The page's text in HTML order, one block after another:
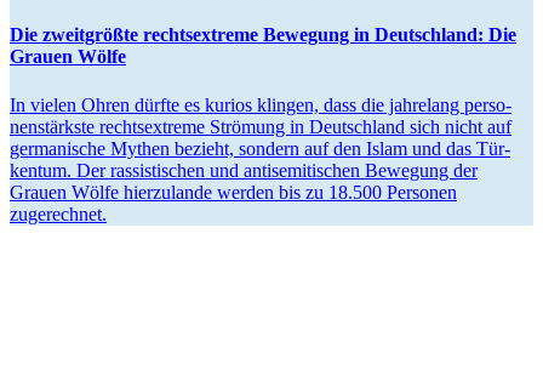
Die zweit­größte rechts­extreme Bewegung in Deutschland: Die
Grauen Wölfe
In vielen Ohren dürfte es kurios klingen, dass die jah­re­lang per­so­
nen­stärkste rechts­ex­treme Strö­mung in Deutsch­land sich nicht auf
ger­ma­ni­sche Mythen bezieht, sondern auf den Islam und das Tür­
ken­tum. Der ras­sis­ti­schen und anti­se­mi­ti­schen Bewe­gung der
Grauen Wölfe hier­zu­lande werden bis zu 18.500 Per­so­nen
zugerechnet.